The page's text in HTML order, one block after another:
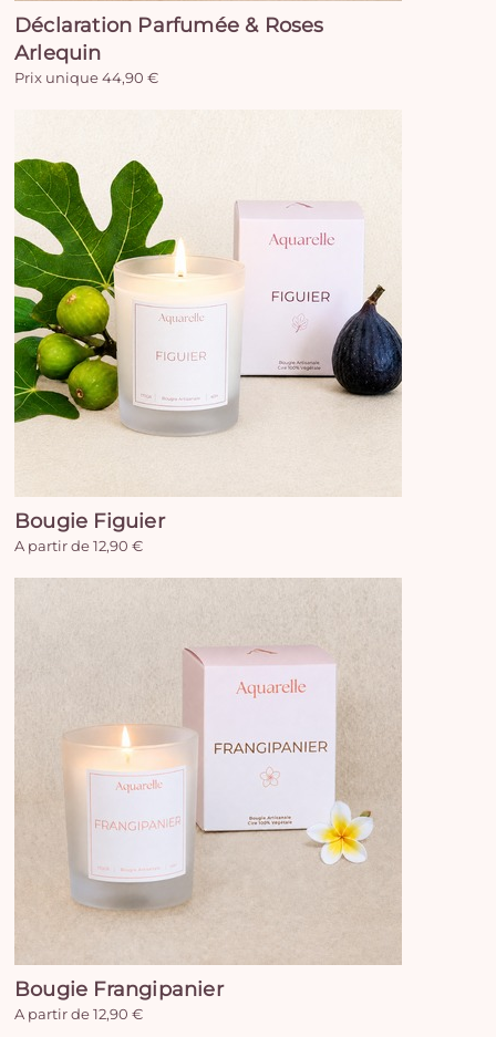
Déclaration Parfumée & Roses
Arlequin
Prix unique 44,90 €
Bougie Figuier
A partir de 12,90 €
Bougie Frangipanier
A partir de 12,90 €